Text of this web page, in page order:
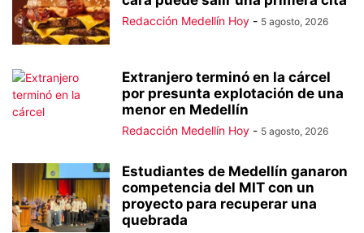
Redacción Medellín Hoy - 5 agosto, 2026
Extranjero terminó en la cárcel
por presunta explotación de una
menor en Medellín
Redacción Medellín Hoy - 5 agosto, 2026
Estudiantes de Medellín ganaron
competencia del MIT con un
proyecto para recuperar una
quebrada